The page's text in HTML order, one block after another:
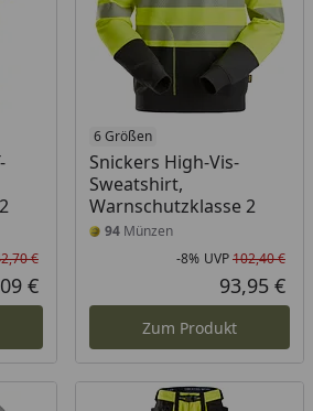
Rabatt in Prozent
Ursprünglicher Preis
€
Aktueller Preis
€
6 Größen
Snickers High-Vis-
Sweatshirt,
Warnschutzklasse 2
94Münzen
-8% UVP102,40 €
93,95 €
Zum Produkt